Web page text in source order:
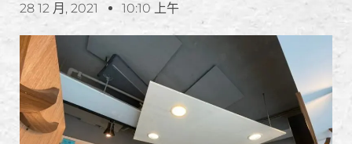
28 12 月, 2021 10:10 上午